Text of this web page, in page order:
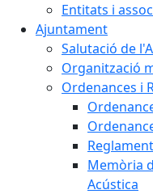
Entitats i
Ajuntament
Salutació de
Organització
Ordenances i
Memòria
Acústica